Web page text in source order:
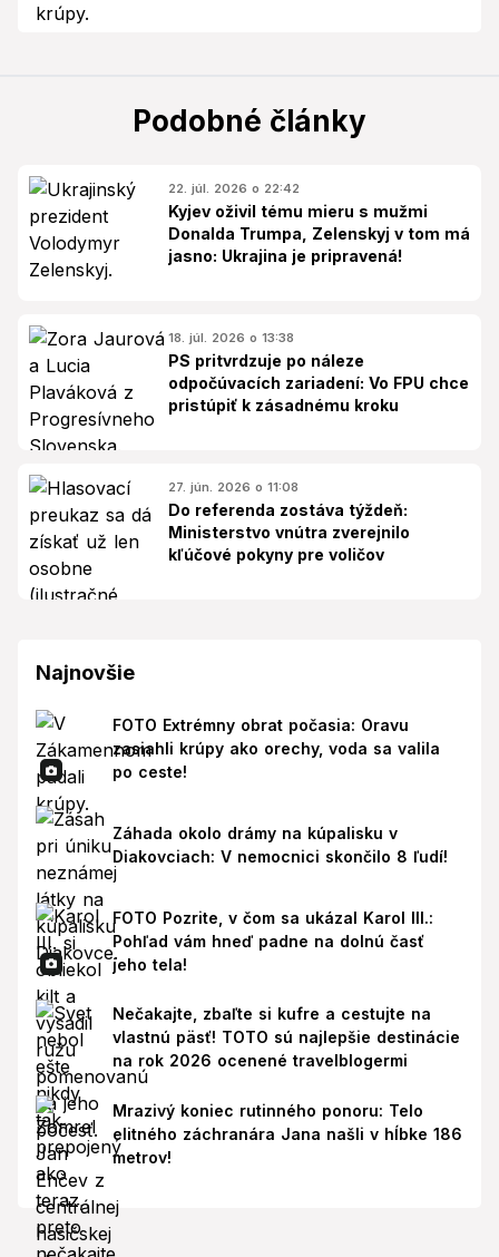
Podobné články
22. júl. 2026 o 22:42
Kyjev oživil tému mieru s mužmi
Donalda Trumpa, Zelenskyj v tom má
jasno: Ukrajina je pripravená!
18. júl. 2026 o 13:38
PS pritvrdzuje po náleze
odpočúvacích zariadení: Vo FPU chce
pristúpiť k zásadnému kroku
27. jún. 2026 o 11:08
Do referenda zostáva týždeň:
Ministerstvo vnútra zverejnilo
kľúčové pokyny pre voličov
Najnovšie
FOTO Extrémny obrat počasia: Oravu
zasiahli krúpy ako orechy, voda sa valila
po ceste!
Záhada okolo drámy na kúpalisku v
Diakovciach: V nemocnici skončilo 8 ľudí!
FOTO Pozrite, v čom sa ukázal Karol III.:
Pohľad vám hneď padne na dolnú časť
jeho tela!
Nečakajte, zbaľte si kufre a cestujte na
vlastnú päsť! TOTO sú najlepšie destinácie
na rok 2026 ocenené travelblogermi
Mrazivý koniec rutinného ponoru: Telo
elitného záchranára Jana našli v hĺbke 186
metrov!